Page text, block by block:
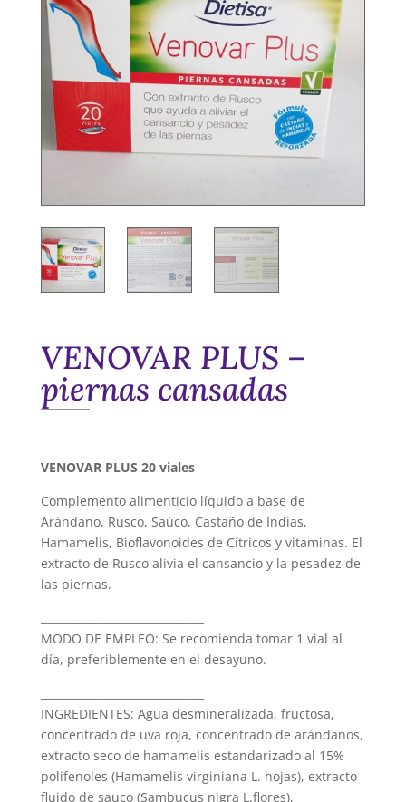
VENOVAR PLUS –
piernas cansadas
VENOVAR PLUS 20 viales
Complemento alimenticio líquido a base de
Arándano, Rusco, Saúco, Castaño de Indias,
Hamamelis, Bioflavonoides de Cítricos y vitaminas. El
extracto de Rusco alivia el cansancio y la pesadez de
las piernas.
MODO DE EMPLEO: Se recomienda tomar 1 vial al
día, preferiblemente en el desayuno.
INGREDIENTES: Agua desmineralizada, fructosa,
concentrado de uva roja, concentrado de arándanos,
extracto seco de hamamelis estandarizado al 15%
polifenoles (Hamamelis virginiana L. hojas), extracto
fluido de sauco (Sambucus nigra L.flores),